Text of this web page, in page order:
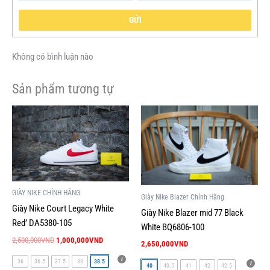
GỬI
Không có bình luận nào
Sản phẩm tương tự
GIÀY NIKE CHÍNH HÃNG
Giày Nike Court Legacy White
Red’ DA5380-105
2,500,000VND
Giá
gốc
là:
2,500,000VND.
1,000,000VND
Giá
hiện
tại
là:
1,000,000VND.
Sản
phẩm
này
có
nhiều
biến
Các
tùy
chọn
có36 36.5 37.5 38 38.5
Giày Nike Blazer Chính Hãng
Giày Nike Blazer mid 77 Black
White BQ6806-100
2,650,000VND
phẩm
này
có
nhiều
biến
thể.
Các
tùy
chọn
có
40 40.5 41 42 42.5